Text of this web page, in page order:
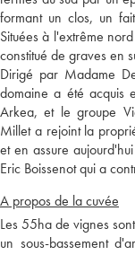
formant un clos, un
Situées à l'extrême
constitué de graves en
Dirigé par Madame
domaine a été acquis
Arkea, et le groupe
Millet a rejoint la
et en assure
Eric Boissenot qui a
A propos de la cuvée
Les 55ha de vignes
un sous-bassement